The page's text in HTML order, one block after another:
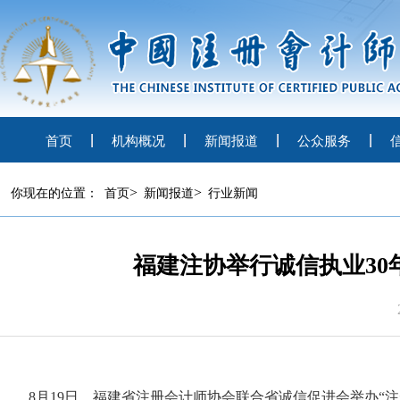
首页 机构概况 新闻报道 公众服务
你现在的位置： 首页> 新闻报道> 行业新闻
福建注协举行诚信执业
8月19日，福建省注册会计师协会联合省诚信促进会举办“